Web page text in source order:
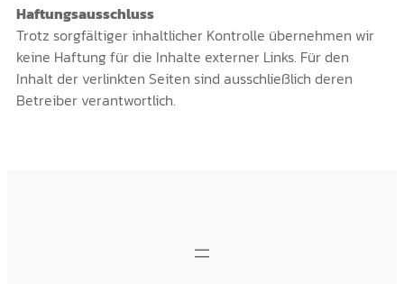
Haftungsausschluss
Trotz sorgfältiger inhaltlicher Kontrolle übernehmen wir
keine Haftung für die Inhalte externer Links. Für den
Inhalt der verlinkten Seiten sind ausschließlich deren
Betreiber verantwortlich.